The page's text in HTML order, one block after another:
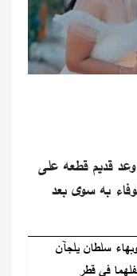
قديم قطعه على
به سوى بعد
سلطان يلجآن
في قطر